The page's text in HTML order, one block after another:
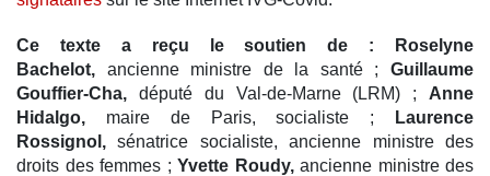
Ce texte a reçu le soutien de :
Roselyne
Bachelot, ancienne ministre de la santé ; Guillaume
Gouffier-Cha, député du Val-de-Marne (LRM) ; Anne
Hidalgo, maire de Paris, socialiste ;
Laurence
Rossignol, sénatrice socialiste, ancienne ministre des
droits des femmes ; Yvette Roudy,ancienne ministre des